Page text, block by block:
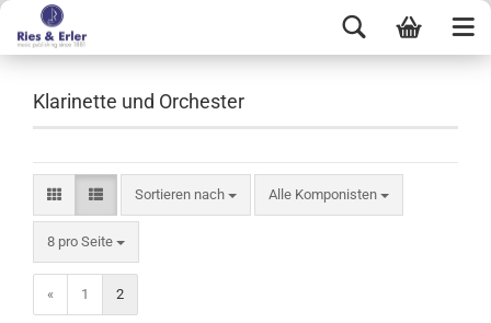
Klarinette und Orchester
Sortieren nach Alle Komponisten
8 pro Seite
« 1 2